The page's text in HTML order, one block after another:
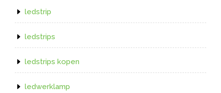
ledstrip
ledstrips
ledstrips kopen
ledwerklamp